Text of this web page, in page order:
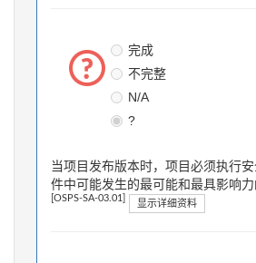
完成
不完整
N/A
?
当项目发布版本时，项目必须执行
件中可能发生的最可能和最具影响力
[OSPS-SA-03.01] 显示详细资料